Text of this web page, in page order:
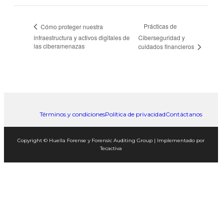
Cómo proteger nuestra
infraestructura y activos digitales de
las ciberamenazas
Prácticas de
Ciberseguridad y
cuidados financieros
Términos y condicionesPolítica de privacidadContáctanos
Copyright © Huella Forense y Forensic Auditing Group | Implementado por
Tecactiva